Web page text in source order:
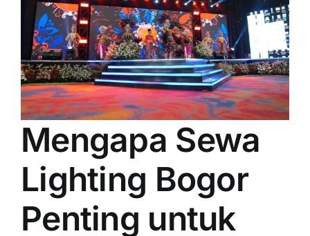
Mengapa Sewa
Lighting Bogor
Penting untuk